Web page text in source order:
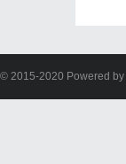
© 2015-2020 Powered by